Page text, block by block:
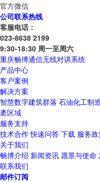
官方微信
公司联系热线
客服电话：
023-8638 2199
9:30-18:30 周一至周六
重庆畅博通信无线对讲系统
产品中心
客户案例
解决方案
智慧数字建筑群落 石油化工制
袤区域
服务支持
技术合作 快速问答 下载 服务
关于我们
畅博介绍 新闻资讯 愿景与使命
联系我们
邮件订阅